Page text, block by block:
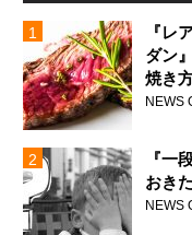
『レ
ダン
焼き
NEWS
『一
おき
NEWS